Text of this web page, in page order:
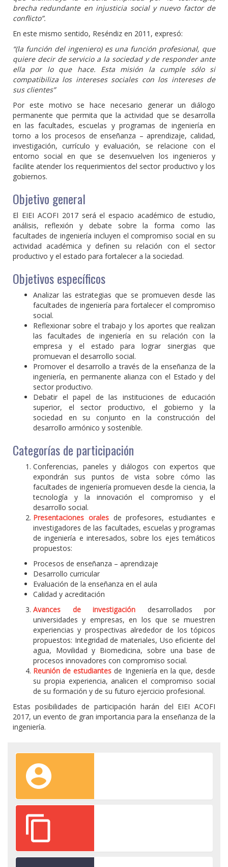
brecha redundante en injusticia social y nuevo factor de
conflicto”.
En este mismo sentido, Reséndiz en 2011, expresó:
“(la función del ingeniero) es una función profesional, que
quiere decir de servicio a la sociedad y de responder ante
ella por lo que hace. Esta misión la cumple sólo si
compatibiliza los intereses sociales con los intereses de
sus clientes”
Por este motivo se hace necesario generar un diálogo
permanente que permita que la actividad que se desarrolla
en las facultades, escuelas y programas de ingeniería en
torno a los procesos de enseñanza – aprendizaje, calidad,
investigación, currículo y evaluación, se relacione con el
entorno social en que se desenvuelven los ingenieros y
facilite atender los requerimientos del sector productivo y los
gobiernos.
Objetivo general
El EIEI ACOFI 2017 será el espacio académico de estudio,
análisis, reflexión y debate sobre la forma como las
facultades de ingeniería incluyen el compromiso social en su
actividad académica y definen su relación con el sector
productivo y el estado para fortalecer a la sociedad.
Objetivos específicos
Analizar las estrategias que se promueven desde las
facultades de ingeniería para fortalecer el compromiso
social.
Reflexionar sobre el trabajo y los aportes que realizan
las facultades de ingeniería en su relación con la
empresa y el estado para lograr sinergias que
promuevan el desarrollo social.
Promover el desarrollo a través de la enseñanza de la
ingeniería, en permanente alianza con el Estado y del
sector productivo.
Debatir el papel de las instituciones de educación
superior, el sector productivo, el gobierno y la
sociedad en su conjunto en la construcción del
desarrollo armónico y sostenible.
Categorías de participación
Conferencias, paneles y diálogos con expertos que
expondrán sus puntos de vista sobre cómo las
facultades de ingeniería promueven desde la ciencia, la
tecnología y la innovación el compromiso y el
desarrollo social.
Presentaciones oralesde profesores, estudiantes e
investigadores de las facultades, escuelas y programas
de ingeniería e interesados, sobre los ejes temáticos
propuestos:
Procesos de enseñanza – aprendizaje
Desarrollo curricular
Evaluación de la enseñanza en el aula
Calidad y acreditación
Avances de investigación desarrollados por
universidades y empresas, en los que se muestren
experiencias y prospectivas alrededor de los tópicos
propuestos: Integridad de materiales, Uso eficiente del
agua, Movilidad y Biomedicina, sobre una base de
procesos innovadores con compromiso social.
Reunión de estudiantes de Ingeniería en la que, desde
su propia experiencia, analicen el compromiso social
de su formación y de su futuro ejercicio profesional.
Estas posibilidades de participación harán del EIEI ACOFI
2017, un evento de gran importancia para la enseñanza de la
ingeniería.